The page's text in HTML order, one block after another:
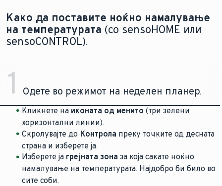
Како да поставите ноќно намалување
на температурата (со sensoHOME или
sensoCONTROL).
1 Одете во режимот на неделен планер.
Кликнете на иконата од менито (три зелени
хоризонтални линии).
Скролувајте до Контрола преку точките од десната
страна и изберете ја.
Изберете ја грејната зона за која сакате ноќно
намалување на температурата. Најдобро би било во
сите соби.